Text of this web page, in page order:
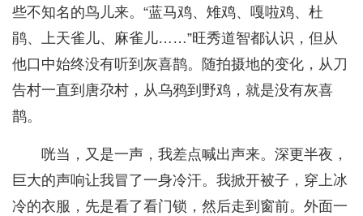
些不知名的鸟儿来。“蓝马鸡、雉鸡、嘎啦鸡、杜
鹃、上天雀儿、麻雀儿……”旺秀道智都认识，但从
他口中始终没有听到灰喜鹊。随拍摄地的变化，从刀
告村一直到唐尕村，从乌鸦到野鸡，就是没有灰喜
鹊。
咣当，又是一声，我差点喊出声来。深更半夜，
巨大的声响让我冒了一身冷汗。我掀开被子，穿上冰
冷的衣服，先是看了看门锁，然后走到窗前。外面一